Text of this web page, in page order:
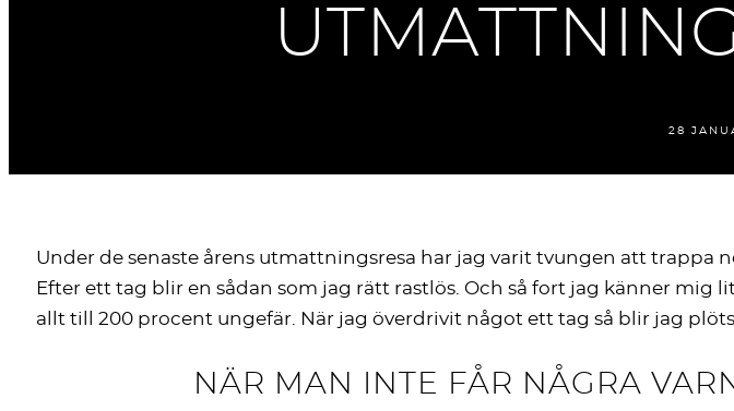
28
Under de senaste årens utmattningsresa har jag varit tvungen att trappa
Efter ett tag blir en sådan som jag rätt rastlös. Och så fort jag känner
allt till 200 procent ungefär. När jag överdrivit något ett tag så blir jag
NÄR MAN INTE FÅR NÅGRA